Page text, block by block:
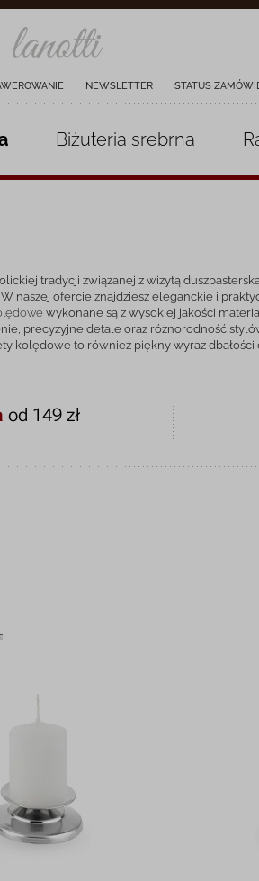
NEWSLETTER STATUS
Biżuteria srebrna
tradycji związanej z wizytą
naszej ofercie znajdziesz eleganckie i
wykonane są z wysokiej jakości
precyzyjne detale oraz różnorodność
kolędowe to również piękny wyraz
od 149 zł